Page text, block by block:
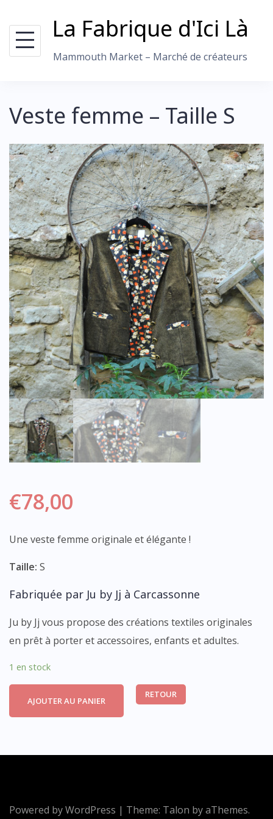
to
content
La Fabrique d'Ici Là
Mammouth Market – Marché de créateurs
Veste femme – Taille S
€78,00
Une veste femme originale et élégante !
Taille: S
Fabriquée par Ju by Jj à Carcassonne
Ju by Jj vous propose des créations textiles originales
en prêt à porter et accessoires, enfants et adultes.
1 en stock
AJOUTER AU PANIER
RETOUR
Powered by WordPress | Theme: Talon by aThemes.